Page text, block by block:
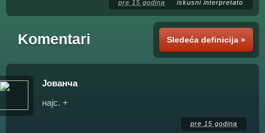
pre 15 godina iskusni interpretato
Sledeća definicija »
Komentari
Јованча
најс. +
pre 15 godina